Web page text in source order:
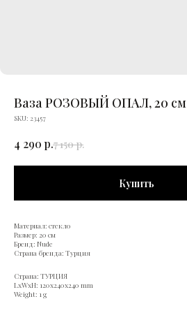
Ваза РОЗОВЫЙ ОПАЛ, 20 см
SKU: 23457
4 290 р.7 150 р.
Купить
Материал: стекло
Размер: 20 см
Бренд: Nude
Страна бренда: Турция
Страна: ТУРЦИЯ
LxWxH: 120x240x240 mm
Weight: 1 g